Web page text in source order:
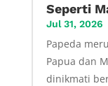
Seperti
Jul 31, 2026
Papeda
Papua dan
dinikmati